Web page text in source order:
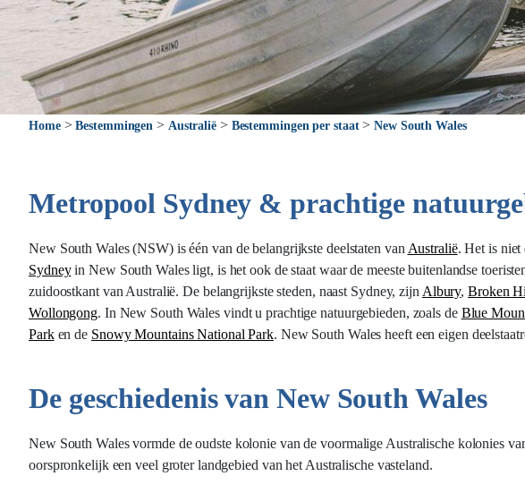
Home>Bestemmingen > Australië> Bestemmingen per staat>New South Wales
Metropool Sydney & prachtige
New South Wales (NSW) is één van de belangrijkste deelstaten van Australië. Het is niet
Sydneyin New South Wales ligt, is het ook de staat waar de meeste buitenlandse
zuidoostkant van Australië. De belangrijkste steden, naast Sydney, zijn Albury,Broken
Wollongong. In New South Wales vindt u prachtige natuurgebieden, zoals de Blue
Parken de Snowy Mountains National Park. New South Wales heeft een eigen
De geschiedenis van New South Wales
New South Wales vormde de oudste kolonie van de voormalige Australische kolonies
oorspronkelijk een veel groter landgebied van het Australische vasteland.